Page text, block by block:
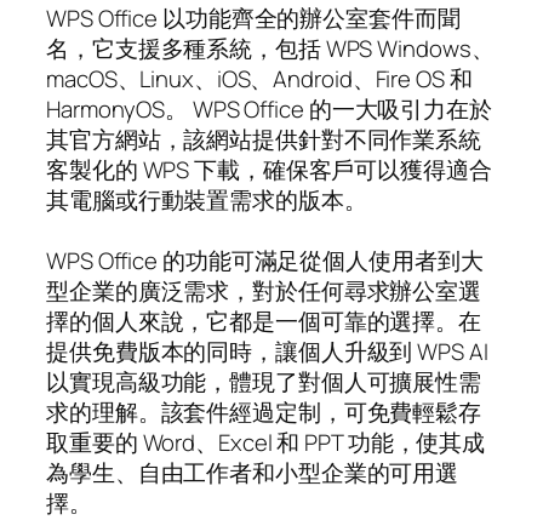
WPS Office 以功能齊全的辦公室套件而聞
名，它支援多種系統，包括 WPS Windows、
macOS、Linux、iOS、Android、Fire OS 和
HarmonyOS。 WPS Office 的一大吸引力在於
其官方網站，該網站提供針對不同作業系統
客製化的 WPS 下載，確保客戶可以獲得適合
其電腦或行動裝置需求的版本。
WPS Office 的功能可滿足從個人使用者到大
型企業的廣泛需求，對於任何尋求辦公室選
擇的個人來說，它都是一個可靠的選擇。在
提供免費版本的同時，讓個人升級到 WPS AI
以實現高級功能，體現了對個人可擴展性需
求的理解。該套件經過定制，可免費輕鬆存
取重要的 Word、Excel 和 PPT 功能，使其成
為學生、自由工作者和小型企業的可用選
擇。